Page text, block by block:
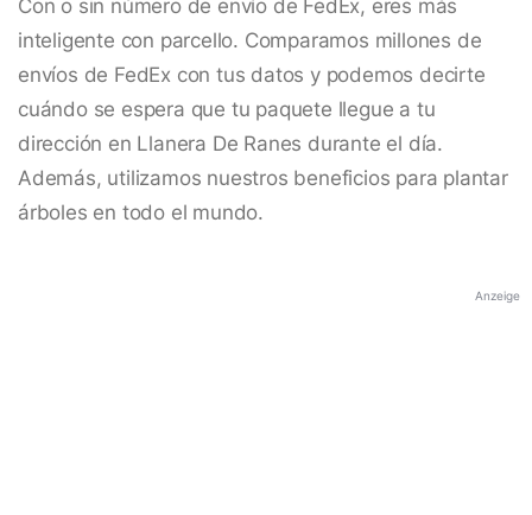
Con o sin número de envío de FedEx, eres más
inteligente con parcello. Comparamos millones de
envíos de FedEx con tus datos y podemos decirte
cuándo se espera que tu paquete llegue a tu
dirección en Llanera De Ranes durante el día.
Además, utilizamos nuestros beneficios para plantar
árboles en todo el mundo.
Anzeige